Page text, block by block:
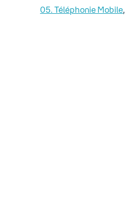
05. Téléphonie Mobile,